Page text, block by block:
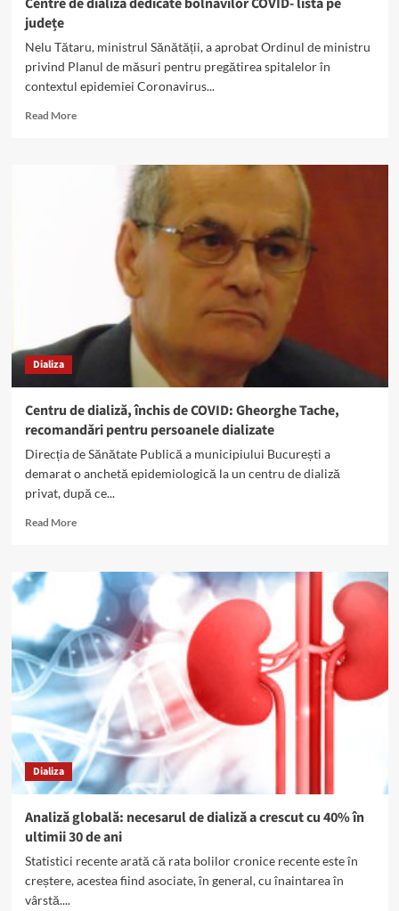
județe
Nelu Tătaru, ministrul Sănătății, a aprobat Ordinul de ministru
privind Planul de măsuri pentru pregătirea spitalelor în
contextul epidemiei Coronavirus...
Read MoreRead
bolnavilor
Dializa
Centru de dializă, închis de COVID: Gheorghe Tache,
recomandări pentru persoanele dializate
Direcția de Sănătate Publică a municipiului București a
demarat o anchetă epidemiologică la un centru de dializă
privat, după ce...
Read MoreRead
Centru
dializă,
închis
de
COVID:
Gheorghe
Tache,
recomandări
pentru
persoanele
dializate
Dializa
Analiză globală: necesarul de dializă a crescut cu 40% în
ultimii 30 de ani
Statistici recente arată că rata bolilor cronice recente este în
creștere, acestea fiind asociate, în general, cu înaintarea în
vârstă....